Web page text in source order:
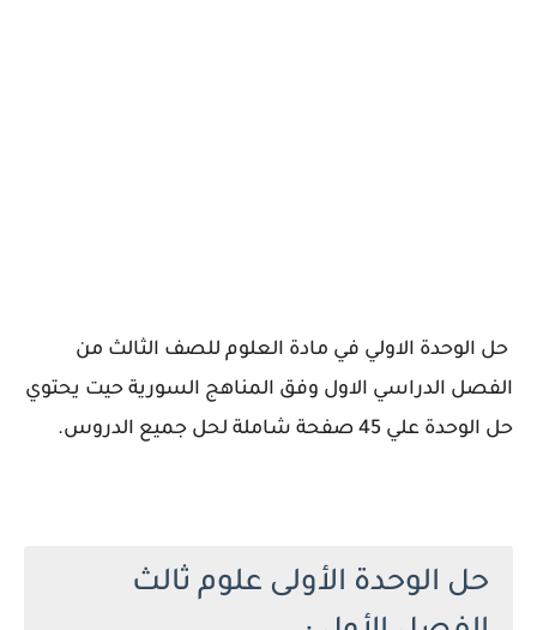
حل الوحدة الاولي في مادة العلوم للصف الثالث من
الفصل الدراسي الاول وفق المناهج السورية حيت يحتوي
حل الوحدة علي 45 صفحة شاملة لحل جميع الدروس.
حل الوحدة الأولى علوم ثالث